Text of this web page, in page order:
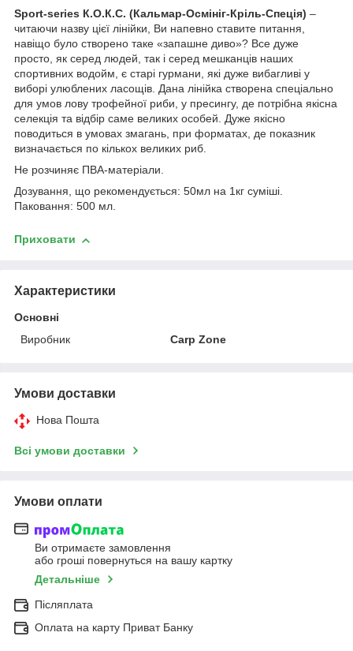
Sport-series К.О.К.С. (Кальмар-Осмініг-Кріль-Спеція) –
читаючи назву цієї лінійки, Ви напевно ставите питання,
навіщо було створено таке «запашне диво»? Все дуже
просто, як серед людей, так і серед мешканців наших
спортивних водойм, є старі гурмани, які дуже вибагливі у
виборі улюблених ласощів. Дана лінійка створена спеціально
для умов лову трофейної риби, у пресингу, де потрібна якісна
селекція та відбір саме великих особей. Дуже якісно
поводиться в умовах змагань, при форматах, де показник
визначається по кількох великих риб.
Не розчиняє ПВА-матеріали.
Дозування, що рекомендується: 50мл на 1кг суміші.
Паковання: 500 мл.
Приховати
Характеристики
Основні
Виробник
Carp Zone
Умови доставки
Нова Пошта
Всі умови доставки
Умови оплати
Ви отримаєте замовлення
або гроші повернуться на вашу картку
Детальніше
Післяплата
Оплата на карту Приват Банку